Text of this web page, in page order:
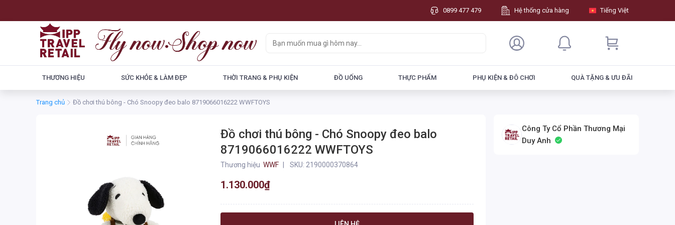
0899 477 479 Hệ thống cửa hàng Tiếng Việt
THƯƠNG HIỆU SỨC KHỎE & LÀM ĐẸP THỜI TRANG & PHỤ KIỆN ĐỒ UỐNG THỰC PHẨM PHỤ KIỆN & ĐÔ CHƠI QUÀ TẶNG & ƯU ĐÃI
Trang chủ Đồ chơi thú bông - Chó Snoopy đeo balo 8719066016222 WWFTOYS
Đồ chơi thú bông - Chó Snoopy đeo balo
8719066016222 WWFTOYS
Thương hiệu WWF SKU: 2190000370864
1.130.000₫
Công Ty Cổ Phần Thương Mại
Duy Anh